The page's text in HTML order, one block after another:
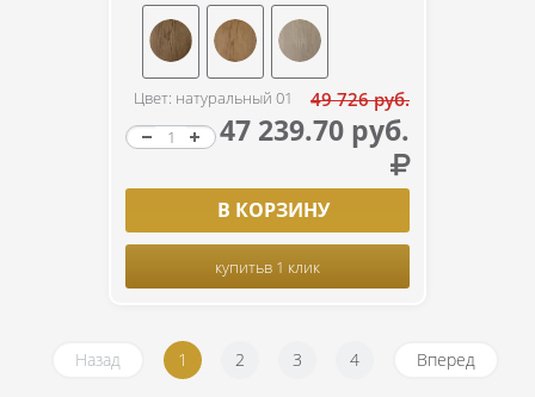
Цвет: натуральный 01 49 726 руб.
47 239.70 руб.
В КОРЗИНУ
купитьв 1 клик
Назад 1 2 3 4 Вперед